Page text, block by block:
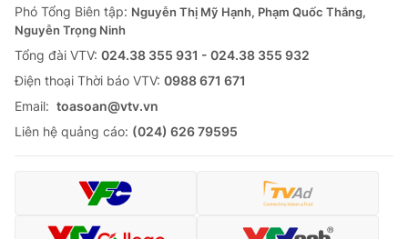
Thị trường
Tư vấn
Lịch phát sóng
Chuyên mục khác
Emagazine Podcast
Video Shorts video
Phó Tổng Biên tập: Nguyễn Thị Mỹ Hạnh, Phạm Quốc Thắng,
Nguyễn Trọng Ninh
Tổng đài VTV: 024.38 355 931 - 024.38 355 932
Ðiện thoại Thời báo VTV: 0988 671 671
Email: toasoan@vtv.vn
Liên hệ quảng cáo: (024) 626 79595